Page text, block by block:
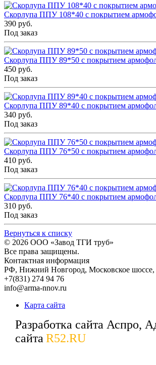
Скорлупа ППУ 108*40 с покрытием
390 руб.
Под заказ
Скорлупа ППУ 89*50 с покрытием
450 руб.
Под заказ
Скорлупа ППУ 89*40 с покрытием
340 руб.
Под заказ
Скорлупа ППУ 76*50 с покрытием
410 руб.
Под заказ
Скорлупа ППУ 76*40 с покрытием
310 руб.
Под заказ
Вернуться к списку
© 2026 ООО «Завод ТГИ труб»
Все права защищены.
Контактная информация
РФ, Нижний Новгород, Московское
+7(831) 274 94 76
info@arma-nnov.ru
Карта сайта
Разработка сайта Аспро,
сайта R52.RU